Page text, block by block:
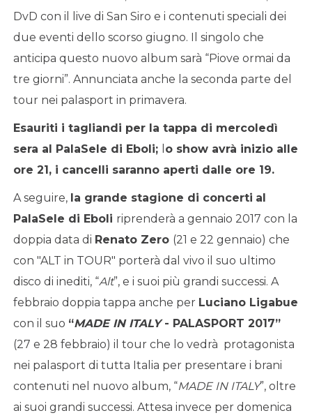
DvD con il live di San Siro e i contenuti speciali dei
due eventi dello scorso giugno. Il singolo che
anticipa questo nuovo album sarà “Piove ormai da
tre giorni”. Annunciata anche la seconda parte del
tour nei palasport in primavera.
Esauriti i tagliandi per la tappa di mercoledì
sera al PalaSele di Eboli; o show avrà inizio alle
ore 21, i cancelli saranno aperti dalle ore 19.
A seguire, la grande stagione di concerti al
PalaSele di Eboli riprenderà a gennaio 2017 con la
doppia data di Renato Zero (21 e 22 gennaio) che
con "ALT in TOUR" porterà dal vivo il suo ultimo
disco di inediti, “Alt”, e i suoi più grandi successi. A
febbraio doppia tappa anche per Luciano Ligabue
con il suo “MADE IN ITALY- PALASPORT 2017”
(27 e 28 febbraio) il tour che lo vedrà protagonista
nei palasport di tutta Italia per presentare i brani
contenuti nel nuovo album, “MADE IN ITALY”, oltre
ai suoi grandi successi. Attesa invece per domenica